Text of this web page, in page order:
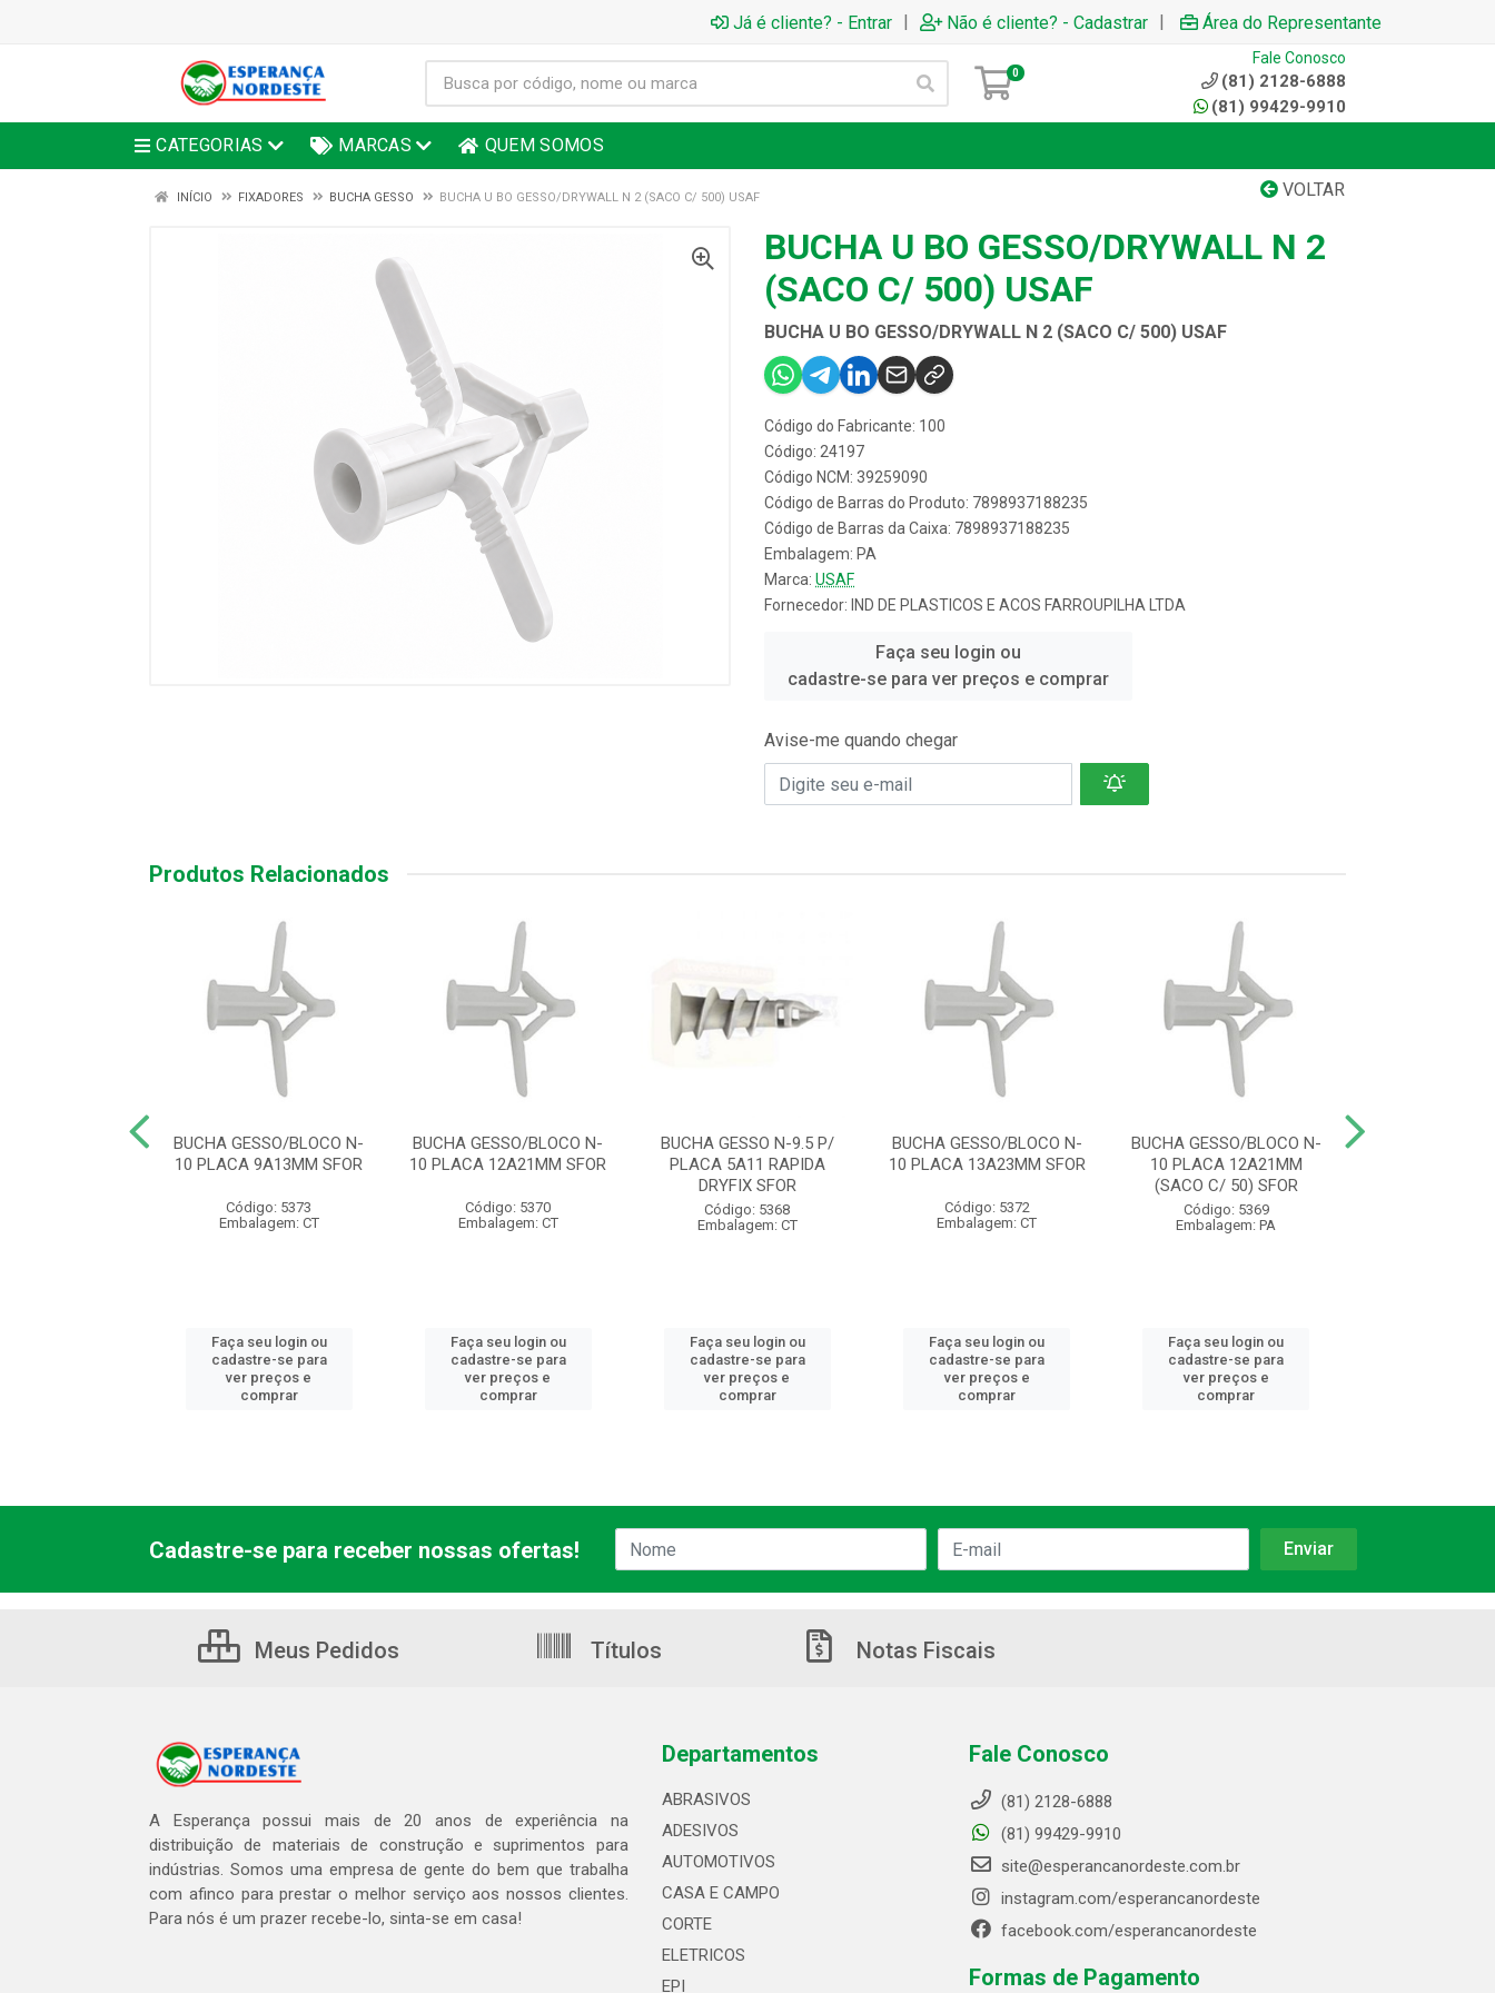
Já é cliente? - Entrar | Não é cliente? - Cadastrar | Área do Representante
0
Fale Conosco
(81) 2128-6888
(81) 99429-9910
CATEGORIAS MARCAS QUEM SOMOS
VOLTAR
INÍCIO FIXADORES BUCHA GESSO BUCHA U BO GESSO/DRYWALL N 2 (SACO C/ 500) USAF
BUCHA U BO GESSO/DRYWALL N 2
(SACO C/ 500) USAF
BUCHA U BO GESSO/DRYWALL N 2 (SACO C/ 500) USAF
Código do Fabricante: 100
Código: 24197
Código NCM: 39259090
Código de Barras do Produto: 7898937188235
Código de Barras da Caixa: 7898937188235
Embalagem: PA
Marca: USAF
Fornecedor: IND DE PLASTICOS E ACOS FARROUPILHA LTDA
Faça seu login ou
cadastre-se para ver preços e comprar
Avise-me quando chegar
Produtos Relacionados
BUCHA GESSO/BLOCO N-
10 PLACA 9A13MM SFOR
Código: 5373
Embalagem: CT
Faça seu login ou
cadastre-se para
ver preços e
comprar
BUCHA GESSO/BLOCO N-
10 PLACA 12A21MM SFOR
Código: 5370
Embalagem: CT
Faça seu login ou
cadastre-se para
ver preços e
comprar
BUCHA GESSO N-9.5 P/
PLACA 5A11 RAPIDA
DRYFIX SFOR
Código: 5368
Embalagem: CT
Faça seu login ou
cadastre-se para
ver preços e
comprar
BUCHA GESSO/BLOCO N-
10 PLACA 13A23MM SFOR
Código: 5372
Embalagem: CT
Faça seu login ou
cadastre-se para
ver preços e
comprar
BUCHA GESSO/BLOCO N-
10 PLACA 12A21MM
(SACO C/ 50) SFOR
Código: 5369
Embalagem: PA
Faça seu login ou
cadastre-se para
ver preços e
comprar
Cadastre-se para receber nossas ofertas!
Meus Pedidos Títulos Notas Fiscais
A Esperança possui mais de 20 anos de experiência na
distribuição de materiais de construção e suprimentos para
indústrias. Somos uma empresa de gente do bem que trabalha
com afinco para prestar o melhor serviço aos nossos clientes.
Para nós é um prazer recebe-lo, sinta-se em casa!
Departamentos
ABRASIVOS
ADESIVOS
AUTOMOTIVOS
CASA E CAMPO
CORTE
ELETRICOS
EPI
Fale Conosco
(81) 2128-6888
(81) 99429-9910
site@esperancanordeste.com.br
instagram.com/esperancanordeste
facebook.com/esperancanordeste
Formas de Pagamento